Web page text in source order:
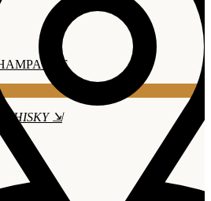
WHISKY ⇲